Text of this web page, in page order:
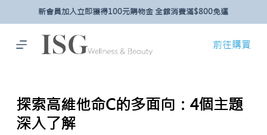
主
新會員加入立即獲得100元購物金 全館消費滿$800免運
前往購買
探索高維他命C的多面向：4個主題
深入了解